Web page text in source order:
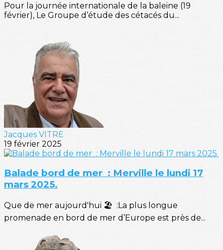
Pour la journée internationale de la baleine (19
février), Le Groupe d’étude des cétacés du...
Jacques VITRE
19 février 2025
Balade bord de mer : Merville le lundi 17
mars 2025.
Que de mer aujourd'hui 🏖️ :La plus longue
promenade en bord de mer d’Europe est près de...